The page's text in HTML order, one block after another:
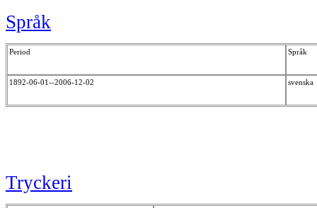
Språk
Period Språk
1892-06-01--2006-12-02 svenska
Tryckeri